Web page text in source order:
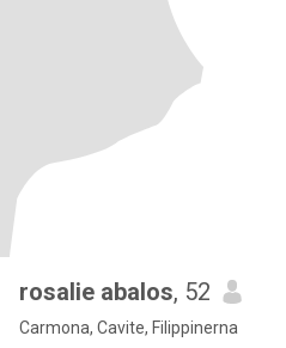
rosalie abalos, 52
Carmona, Cavite, Filippinerna